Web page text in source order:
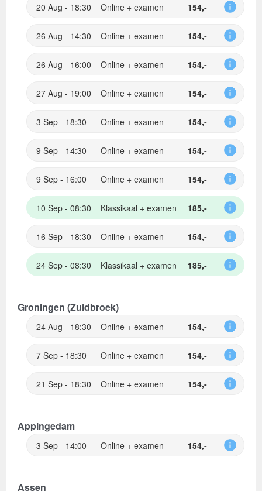
20 Aug - 18:30 Online + examen 154,-
26 Aug - 14:30 Online + examen 154,-
26 Aug - 16:00 Online + examen 154,-
27 Aug - 19:00 Online + examen 154,-
3 Sep - 18:30 Online + examen 154,-
9 Sep - 14:30 Online + examen 154,-
9 Sep - 16:00 Online + examen 154,-
10 Sep - 08:30 Klassikaal + examen 185,-
16 Sep - 18:30 Online + examen 154,-
24 Sep - 08:30 Klassikaal + examen 185,-
Groningen (Zuidbroek)
24 Aug - 18:30 Online + examen 154,-
7 Sep - 18:30 Online + examen 154,-
21 Sep - 18:30 Online + examen 154,-
Appingedam
3 Sep - 14:00 Online + examen 154,-
Assen